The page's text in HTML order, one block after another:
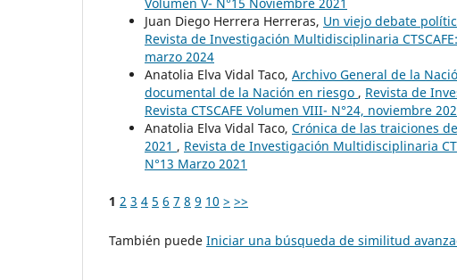
Juan Diego Herrera Herreras, Un viejo debate
Revista de Investigación Multidisciplinaria
marzo 2024
Anatolia Elva Vidal Taco, Archivo General de la
documental de la Nación en riesgo , Revista de
Revista CTSCAFE Volumen VIII- N°24, noviembre
Anatolia Elva Vidal Taco, Crónica de las traiciones
2021 , Revista de Investigación Multidisciplinaria
N°13 Marzo 2021
1 2 3 4 5 6 7 8 9 10 > >>
También puede Iniciar una búsqueda de similitud